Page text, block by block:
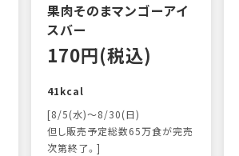
果肉そのまマンゴーアイ
スバー
170円(税込)
41kcal
[8/5(水)～8/30(日)
但し販売予定総数65万食が完売
次第終了。]